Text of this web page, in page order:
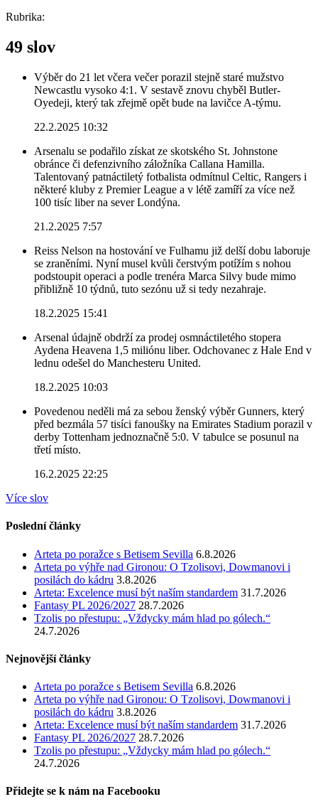
Rubrika:
49 slov
Výběr do 21 let včera večer porazil stejně staré mužstvo
Newcastlu vysoko 4:1. V sestavě znovu chyběl Butler-
Oyedeji, který tak zřejmě opět bude na lavičce A-týmu.
22.2.2025 10:32
Arsenalu se podařilo získat ze skotského St. Johnstone
obránce či defenzivního záložníka Callana Hamilla.
Talentovaný patnáctiletý fotbalista odmítnul Celtic, Rangers i
některé kluby z Premier League a v létě zamíří za více než
100 tisíc liber na sever Londýna.
21.2.2025 7:57
Reiss Nelson na hostování ve Fulhamu již delší dobu laboruje
se zraněními. Nyní musel kvůli čerstvým potížím s nohou
podstoupit operaci a podle trenéra Marca Silvy bude mimo
přibližně 10 týdnů, tuto sezónu už si tedy nezahraje.
18.2.2025 15:41
Arsenal údajně obdrží za prodej osmnáctiletého stopera
Aydena Heavena 1,5 miliónu liber. Odchovanec z Hale End v
lednu odešel do Manchesteru United.
18.2.2025 10:03
Povedenou neděli má za sebou ženský výběr Gunners, který
před bezmála 57 tisíci fanoušky na Emirates Stadium porazil v
derby Tottenham jednoznačně 5:0. V tabulce se posunul na
třetí místo.
16.2.2025 22:25
Více slov
Poslední články
Arteta po poražce s Betisem Sevilla 6.8.2026
Arteta po výhře nad Gironou: O Tzolisovi, Dowmanovi i
posilách do kádru 3.8.2026
Arteta: Excelence musí být naším standardem 31.7.2026
Fantasy PL 2026/2027 28.7.2026
Tzolis po přestupu: „Vždycky mám hlad po gólech.“
24.7.2026
Nejnovější články
Arteta po poražce s Betisem Sevilla 6.8.2026
Arteta po výhře nad Gironou: O Tzolisovi, Dowmanovi i
posilách do kádru 3.8.2026
Arteta: Excelence musí být naším standardem 31.7.2026
Fantasy PL 2026/2027 28.7.2026
Tzolis po přestupu: „Vždycky mám hlad po gólech.“
24.7.2026
Přidejte se k nám na Facebooku